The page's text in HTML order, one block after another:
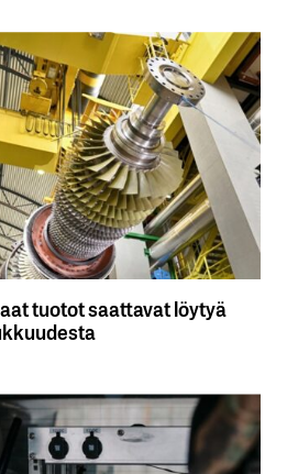
tuotot saattavat löytyä